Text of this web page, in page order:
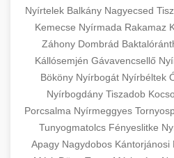
Nyírtelek Balkány Nagyecsed
Kemecse Nyírmada Rakamaz
Záhony Dombrád
Kállósemjén Gávavencsellő
Bököny Nyírbogát Nyírbéltek
Nyírbogdány Tiszadob
Porcsalma Nyírmeggyes
Tunyogmatolcs Fényeslitke
Apagy Nagydobos Kántorjánosi